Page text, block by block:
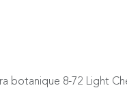
botanique 8-72 Light